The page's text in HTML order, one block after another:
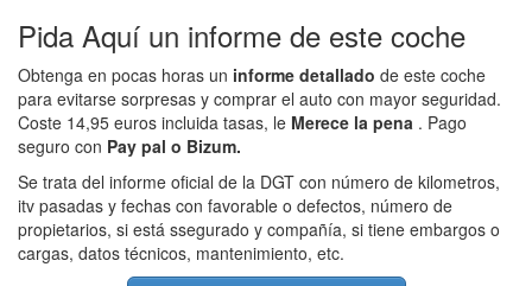
Pida Aquí un informe de este coche
Obtenga en pocas horas un informe detallado de este coche
para evitarse sorpresas y comprar el auto con mayor seguridad.
Coste 14,95 euros incluida tasas, le Merece la pena . Pago
seguro con Pay pal o Bizum.
Se trata del informe oficial de la DGT con número de kilometros,
itv pasadas y fechas con favorable o defectos, número de
propietarios, si está ssegurado y compañía, si tiene embargos o
cargas, datos técnicos, mantenimiento, etc.